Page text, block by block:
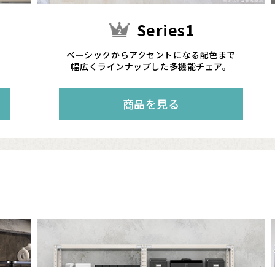
Series1
ベーシックからアクセントになる配色まで
幅広くラインナップした多機能チェア。
商品を見る